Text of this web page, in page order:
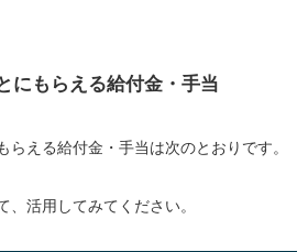
にもらえる給付金・手当
らえる給付金・手当は次のとおりです。
活用してみてください。